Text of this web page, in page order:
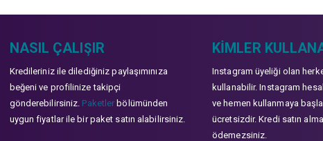
NASIL ÇALIŞIR
Kredileriniz ile dilediğiniz paylaşımınıza
beğeni ve profilinize takipçi
gönderebilirsiniz. Paketler bölümünden
uygun fiyatlar ile bir paket satın alabilirsiniz.
KIMLER
Instagram üyeliği olan
kullanabilir. Instagram
ve hemen kullanmaya
ücretsizdir. Kredi satın
ödemezsiniz.